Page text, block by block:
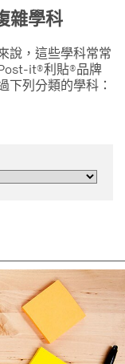
雜學科
說，這些學科常常
it®利貼®品牌
下列分類的學科：